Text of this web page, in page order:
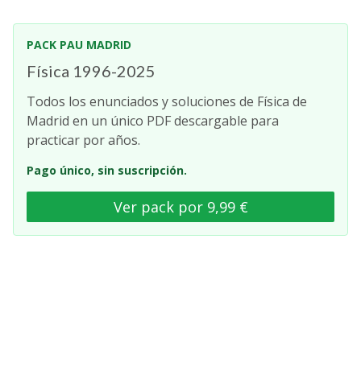
PACK PAU MADRID
Física 1996-2025
Todos los enunciados y soluciones de Física de
Madrid en un único PDF descargable para
practicar por años.
Pago único, sin suscripción.
Ver pack por 9,99 €